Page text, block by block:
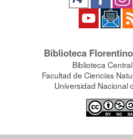
Biblioteca
Biblioteca
Facultad de Ciencias
Universidad Nacional